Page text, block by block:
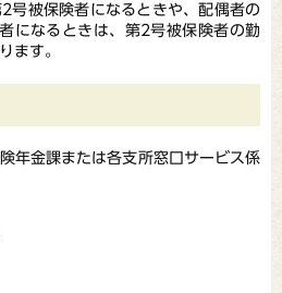
2号被保険者になるときや、配偶者の
になるときは、第2号被保険者の勤
ます。
年金課または各支所窓口サービス係